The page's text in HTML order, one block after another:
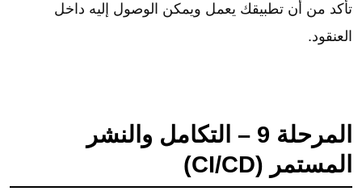
تأكد من أن تطبيقك يعمل ويمكن الوصول إليه داخل
العنقود.
المرحلة 9 – التكامل والنشر
المستمر (CI/CD)